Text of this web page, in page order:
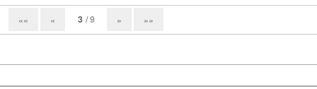
«« « 3 / 9 » »»